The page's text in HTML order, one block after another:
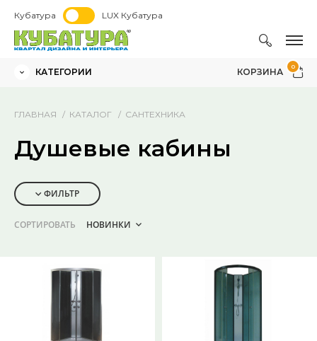
Кубатура LUX Кубатура
КАТЕГОРИИ КОРЗИНА
0
ГЛАВНАЯ КАТАЛОГ САНТЕХНИКА
Душевые кабины
ФИЛЬТР
СОРТИРОВАТЬ НОВИНКИ